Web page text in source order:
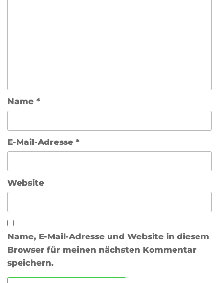
Name *
E-Mail-Adresse *
Website
Name, E-Mail-Adresse und Website in diesem
Browser für meinen nächsten Kommentar
speichern.